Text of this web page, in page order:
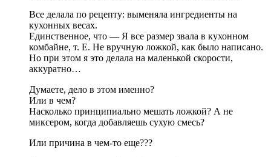
Все делала по рецепту: выменяла ингредиенты на
кухонных весах.
Единственное, что — Я все размер звала в кухонном
комбайне, т. Е. Не вручную ложкой, как было написано.
Но при этом я это делала на маленькой скорости,
аккуратно…
Думаете, дело в этом именно?
Или в чем?
Насколько принципиально мешать ложкой? А не
миксером, когда добавляешь сухую смесь?
Или причина в чем-то еще???